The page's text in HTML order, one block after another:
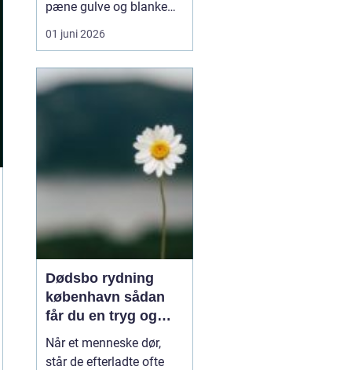
pæne gulve og blanke
bordplader. Et kontor, en
klinik eller en institution,
rent, giver ro, bedre
professionelt indtryk.
Mange virksomheder
oplever, at syste...
01 juni 2026
Dødsbo rydning
københavn sådan
får du en tryg og
effektiv løsning
Når et menneske dør,
står de efterladte ofte